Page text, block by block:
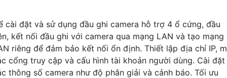
cài đặt và sử dụng đầu ghi camera hỗ trợ 4 ổ cứng, đầu
kết nối đầu ghi với camera qua mạng LAN và tạo mạng
riêng để đảm bảo kết nối ổn định. Thiết lập địa chỉ IP,
cổng truy cập và cấu hình tài khoản người dùng. Cài đặt
thông số camera như độ phân giải và cảnh báo. Tối ưu